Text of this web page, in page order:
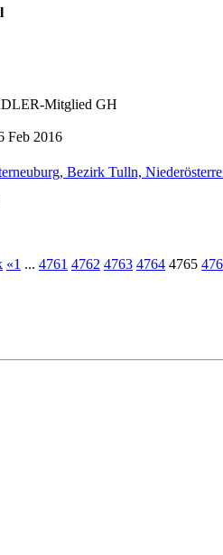
Mitglied GH
Feb 2016
Bezirk Tulln,
«1 ... 4761 4762 4763 4764 4765